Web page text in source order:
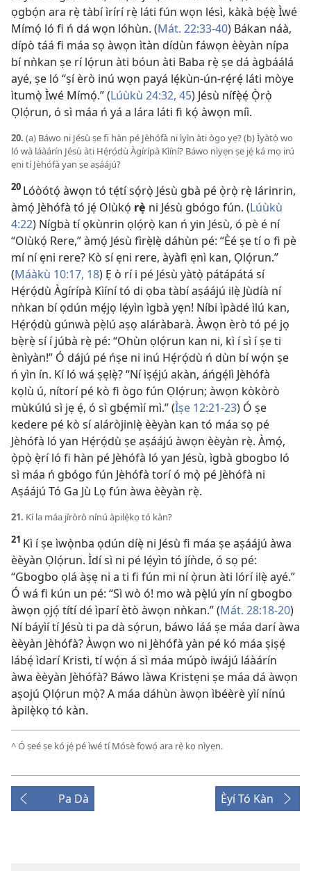
ọgbọ́n ara rẹ̀ tàbí ìrírí rẹ̀ láti fún wọn lésì, kàkà bẹ́ẹ̀ Ìwé
Mímọ́ ló fi ń dá wọn lóhùn. (Mát. 22:​33-40) Bákan náà,
dípò táá fi máa sọ àwọn ìtàn dídùn fáwọn èèyàn nípa
bí nǹkan ṣe rí lọ́run àti bóun àti Baba rẹ̀ ṣe dá àgbáálá
ayé, ṣe ló “ṣí èrò inú wọn payá lẹ́kùn-ún-rẹ́rẹ́ láti mòye
ìtumọ̀ Ìwé Mímọ́.” (Lúùkù 24:​32, 45) Jésù nífẹ̀ẹ́ Ọ̀rọ̀
Ọlọ́run, ó sì máa ń yá a lára láti fi kọ́ àwọn míì.
20. (a) Báwo ni Jésù ṣe fi hàn pé Jèhófà ni ìyìn àti ògo yẹ? (b) Ìyàtọ̀ wo
ló wà láàárín Jésù àti Hẹ́rọ́dù Àgírípà Kìíní? Báwo nìyẹn ṣe jẹ́ ká mọ irú
ẹni tí Jèhófà yan ṣe aṣáájú?
20 Lóòótọ́ àwọn tó tẹ́tí sọ́rọ̀ Jésù gbà pé ọ̀rọ̀ rẹ̀ lárinrin,
àmọ́ Jèhófà tó jẹ́ Olùkọ́ rẹ̀ ni Jésù gbógo fún. (Lúùkù
4:22) Nígbà tí ọkùnrin ọlọ́rọ̀ kan ń yin Jésù, ó pè é ní
“Olùkọ́ Rere,” àmọ́ Jésù fìrẹ̀lẹ̀ dáhùn pé: “Èé ṣe tí o fi pè
mí ní ẹni rere? Kò sí ẹni rere, àyàfi ẹnì kan, Ọlọ́run.”
(Máàkù 10:​17, 18) Ẹ ò rí i pé Jésù yàtọ̀ pátápátá sí
Hẹ́rọ́dù Àgírípà Kìíní tó di ọba tàbí aṣáájú ilẹ̀ Jùdíà ní
nǹkan bí ọdún mẹ́jọ lẹ́yìn ìgbà yẹn! Níbi ìpàdé ìlú kan,
Hẹ́rọ́dù gúnwà pẹ̀lú aṣọ aláràbarà. Àwọn èrò tó pé jọ
bẹ̀rẹ̀ sí í júbà rẹ̀ pé: “Ohùn ọlọ́run kan ni, kì í sì í ṣe ti
ènìyàn!” Ó dájú pé ńṣe ni inú Hẹ́rọ́dù ń dùn bí wọ́n ṣe
ń yìn ín. Kí ló wá ṣẹlẹ̀? “Ní ìṣẹ́jú akàn, áńgẹ́lì Jèhófà
kọlù ú, nítorí pé kò fi ògo fún Ọlọ́run; àwọn kòkòrò
mùkúlú sì jẹ ẹ́, ó sì gbẹ́mìí mì.” (Ìṣe 12:​21-23) Ó ṣe
kedere pé kò sí aláròjinlẹ̀ èèyàn kan tó máa sọ pé
Jèhófà ló yan Hẹ́rọ́dù ṣe aṣáájú àwọn èèyàn rẹ̀. Àmọ́,
ọ̀pọ̀ ẹ̀rí ló fi hàn pé Jèhófà ló yan Jésù, ìgbà gbogbo ló
sì máa ń gbógo fún Jèhófà torí ó mọ̀ pé Jèhófà ni
Aṣáájú Tó Ga Jù Lọ fún àwa èèyàn rẹ̀.
21. Kí la máa jíròrò nínú àpilẹ̀kọ tó kàn?
21 Kì í ṣe ìwọ̀nba ọdún díẹ̀ ni Jésù fi máa ṣe aṣáájú àwa
èèyàn Ọlọ́run. Ìdí sì ni pé lẹ́yìn tó jíǹde, ó sọ pé:
“Gbogbo ọlá àṣẹ ni a ti fi fún mi ní ọ̀run àti lórí ilẹ̀ ayé.”
Ó wá fi kún un pé: “Sì wò ó! mo wà pẹ̀lú yín ní gbogbo
àwọn ọjọ́ títí dé ìparí ètò àwọn nǹkan.” (Mát. 28:​18-20)
Ní báyìí tí Jésù ti pa dà sọ́run, báwo láá ṣe máa darí àwa
èèyàn Jèhófà? Àwọn wo ni Jèhófà yàn pé kó máa ṣiṣẹ́
lábẹ́ ìdarí Kristi, tí wọ́n á sì máa múpò iwájú láàárín
àwa èèyàn Jèhófà? Báwo làwa Kristẹni ṣe máa dá àwọn
aṣojú Ọlọ́run mọ̀? A máa dáhùn àwọn ìbéèrè yìí nínú
àpilẹ̀kọ tó kàn.
^Ó ṣeé ṣe kó jẹ́ pé ìwé tí Mósè fọwọ́ ara rẹ̀ kọ nìyẹn.
Pa Dà Èyí Tó Kàn